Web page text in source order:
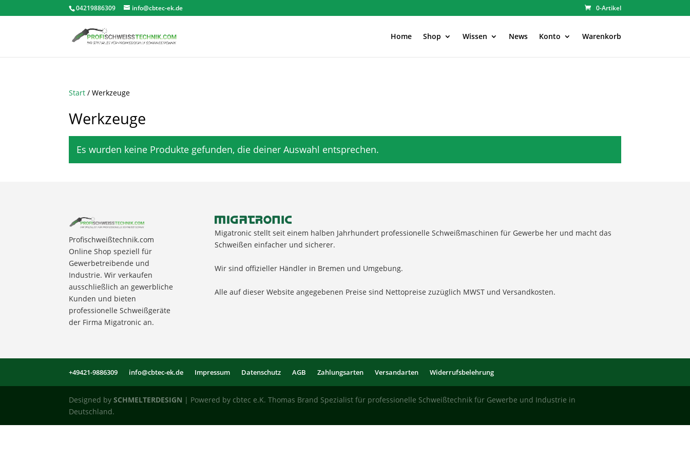
04219886309 info@cbtec-ek.de 0-Artikel
Home Shop Wissen News Konto Warenkorb
Start / Werkzeuge
Werkzeuge
Es wurden keine Produkte gefunden, die deiner Auswahl entsprechen.
Profischweißtechnik.com
Online Shop speziell für
Gewerbetreibende und
Industrie. Wir verkaufen
ausschließlich an gewerbliche
Kunden und bieten
professionelle Schweißgeräte
der Firma Migatronic an.
Migatronic stellt seit einem halben Jahrhundert professionelle Schweißmaschinen für Gewerbe her und macht das
Schweißen einfacher und sicherer.
Wir sind offizieller Händler in Bremen und Umgebung.
Alle auf dieser Website angegebenen Preise sind Nettopreise zuzüglich MWST und Versandkosten.
+49421-9886309 info@cbtec-ek.de Impressum Datenschutz AGB Zahlungsarten Versandarten Widerrufsbelehrung
Designed bySCHMELTERDESIGN | Powered by cbtec e.K. Thomas Brand Spezialist für professionelle Schweißtechnik für Gewerbe und Industrie in
Deutschland.